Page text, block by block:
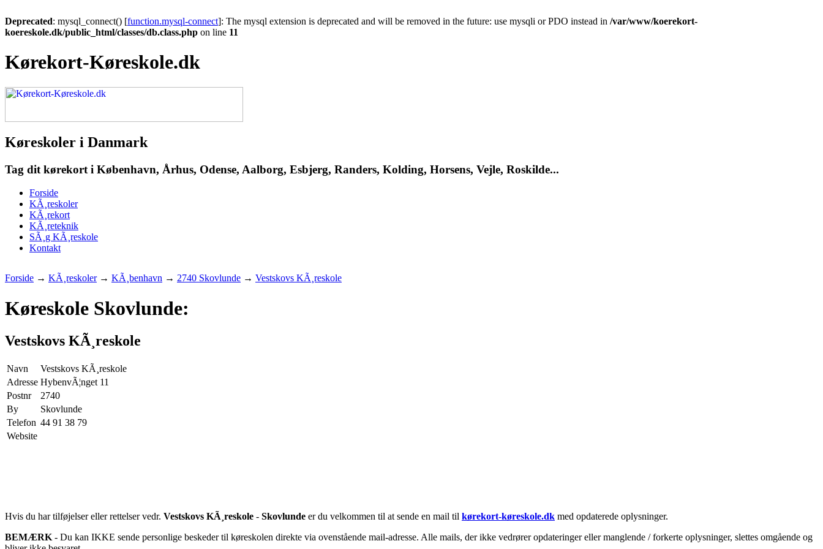
Deprecated: mysql_connect() [function.mysql-connect]: The mysql extension is deprecated and will be removed in the future: use mysqli or PDO instead in /var/www/koerekort-
koereskole.dk/public_html/classes/db.class.php on line 11
Kørekort-Køreskole.dk
Køreskoler i Danmark
Tag dit kørekort i København, Århus, Odense, Aalborg, Esbjerg, Randers, Kolding, Horsens, Vejle, Roskilde...
Forside
KÃ¸reskoler
KÃ¸rekort
KÃ¸reteknik
SÃ¸g KÃ¸reskole
Kontakt
Forside → KÃ¸reskoler→ KÃ¸benhavn → 2740 Skovlunde → Vestskovs KÃ¸reskole
Køreskole Skovlunde:
Vestskovs KÃ¸reskole
Navn
Vestskovs KÃ¸reskole
Adresse HybenvÃ¦nget 11
Postnr
2740
By
Skovlunde
Telefon 44 91 38 79
Website
Hvis du har tilføjelser eller rettelser vedr. Vestskovs KÃ¸reskole - Skovlunde er du velkommen til at sende en mail til kørekort-køreskole.dk med opdaterede oplysninger.
BEMÆRK - Du kan IKKE sende personlige beskeder til køreskolen direkte via ovenstående mail-adresse. Alle mails, der ikke vedrører opdateringer eller manglende / forkerte oplysninger, slettes omgående og